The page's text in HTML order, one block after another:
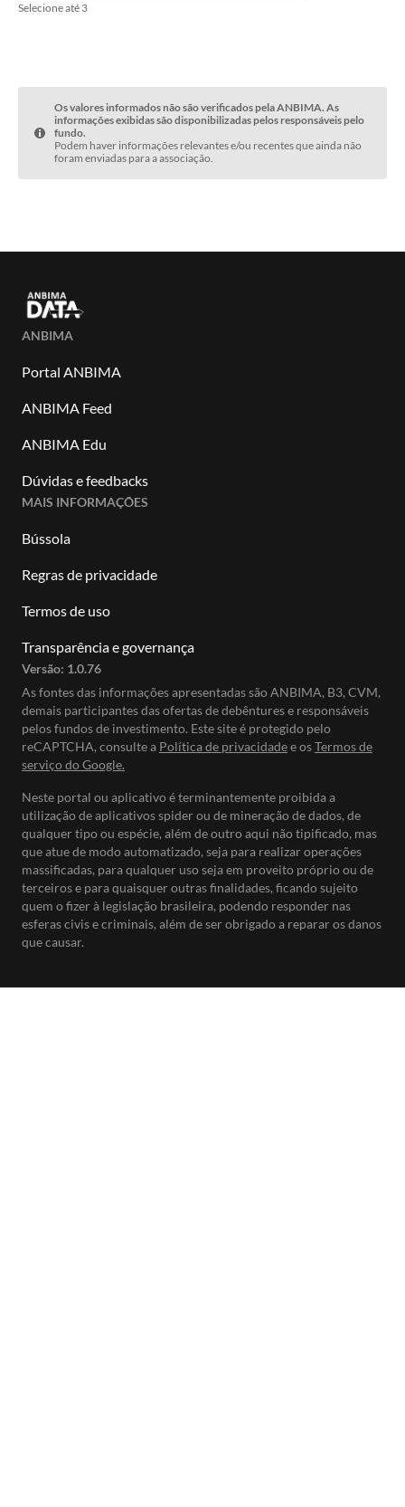
Selecione até 3
Os valores informados não são verificados pela ANBIMA. As
informações exibidas são disponibilizadas pelos responsáveis pelo
fundo.
Podem haver informações relevantes e/ou recentes que ainda não
foram enviadas para a associação.
ANBIMA
Portal ANBIMA
ANBIMA Feed
ANBIMA Edu
Dúvidas e feedbacks
MAIS INFORMAÇÕES
Bússola
Regras de privacidade
Termos de uso
Transparência e governança
Versão: 1.0.76
As fontes das informações apresentadas são ANBIMA, B3, CVM,
demais participantes das ofertas de debêntures e responsáveis
pelos fundos de investimento. Este site é protegido pelo
reCAPTCHA, consulte a Política de privacidadee osTermos de
serviço do Google.
Neste portal ou aplicativo é terminantemente proibida a
utilização de aplicativos spider ou de mineração de dados, de
qualquer tipo ou espécie, além de outro aqui não tipificado, mas
que atue de modo automatizado, seja para realizar operações
massificadas, para qualquer uso seja em proveito próprio ou de
terceiros e para quaisquer outras finalidades, ficando sujeito
quem o fizer à legislação brasileira, podendo responder nas
esferas civis e criminais, além de ser obrigado a reparar os danos
que causar.